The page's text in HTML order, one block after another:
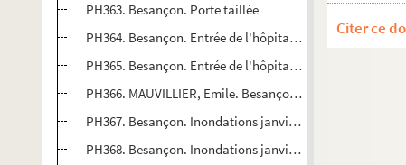
PH363. Besançon. Porte taillée
PH364. Besançon. Entrée de l'hôpital Saint-Jacques
PH365. Besançon. Entrée de l'hôpital Saint-Jacques
PH366. MAUVILLIER, Emile. Besançon. Inondations
PH367. Besançon. Inondations janvier 1910, cour caserne
PH368. Besançon. Inondations janvier 1910, rue Charles
Citer ce